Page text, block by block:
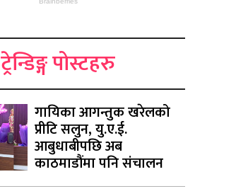
ट्रेन्डिङ्ग पोस्टहरु
गायिका आगन्तुक खरेलको
प्रीटि सलुन, यु.ए.ई.
आबुधाबीपछि अब
काठमाडौंमा पनि संचालन